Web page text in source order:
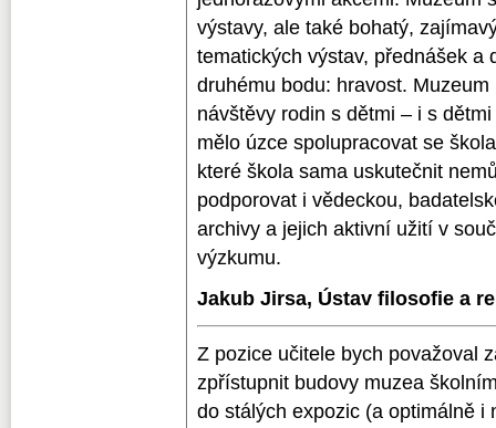
výstavy, ale také bohatý,
tematických výstav, přednášek a
druhému bodu: hravost.
návštěvy rodin s dětmi – i s
mělo úzce spolupracovat se
které škola sama uskutečnit
podporovat i vědeckou,
archivy a jejich aktivní užití v
výzkumu.
Jakub Jirsa, Ústav filosofie a
Z pozice učitele bych považoval
zpřístupnit budovy muzea
do stálých expozic (a optimálně i